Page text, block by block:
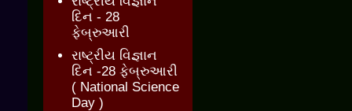
દિન - 28
ફેબ્રુઆરી
રાષ્ટ્રીય વિજ્ઞાન
દિન -28 ફેબ્રુઆરી
( National Science
Day )